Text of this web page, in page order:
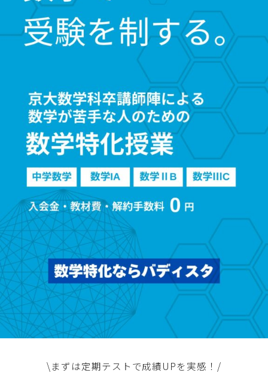
\まずは定期テストで成績UPを実感！/